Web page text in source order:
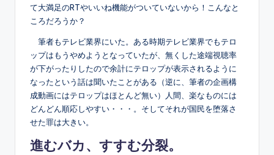
て大満足のRTやいいね機能がついていないから！こんなと
ころだろうか？
筆者もテレビ業界にいた。ある時期テレビ業界でもテロ
ップはもうやめようとなっていたが、無くした途端視聴率
が下がったりしたので余計にテロップが表示されるように
なったという話は聞いたことがある（逆に、筆者の企画構
成動画にはテロップはほとんど無い）人間、楽なものには
どんどん順応しやすい・・・。そしてそれが国民を堕落さ
せた罪は大きい。
進むバカ、すすむ分裂。